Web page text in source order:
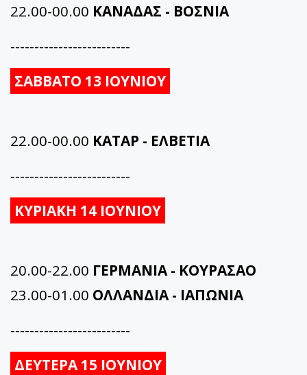
22.00-00.00 ΚΑΝΑΔΑΣ - ΒΟΣΝΙΑ
-------------------------
ΣΑΒΒΑΤΟ 13 ΙΟΥΝΙΟΥ
22.00-00.00 ΚΑΤΑΡ - ΕΛΒΕΤΙΑ
-------------------------
ΚΥΡΙΑΚΗ 14 ΙΟΥΝΙΟΥ
20.00-22.00 ΓΕΡΜΑΝΙΑ - ΚΟΥΡΑΣΑΟ
23.00-01.00 ΟΛΛΑΝΔΙΑ - ΙΑΠΩΝΙΑ
-------------------------
ΔΕΥΤΕΡΑ 15 ΙΟΥΝΙΟΥ